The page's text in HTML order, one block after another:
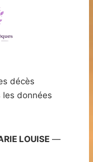
décès
données
LOUISE —